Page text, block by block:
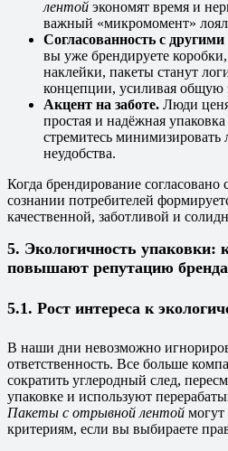
лентой экономят время и
важный «микромомент»
Согласованность с
вы уже брендируете
наклейки, пакеты станут
концепции, усиливая общую
Акцент на заботе. Люди
простая и надёжная
стремитесь
неудобства.
Когда брендирование
сознании потребителей
качественной, заботливой и
5. Экологичность упаковки:
повышают репутацию бренда
5.1. Рост интереса к
В наши дни невозможно
ответственность. Все больше
сократить углеродный след,
упаковке и используют
Пакеты с отрывной лентой могут
критериям, если вы выбираете